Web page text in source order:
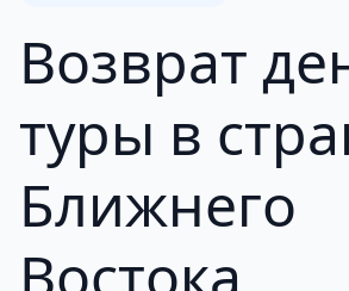
Возврат
туры в
Ближнего